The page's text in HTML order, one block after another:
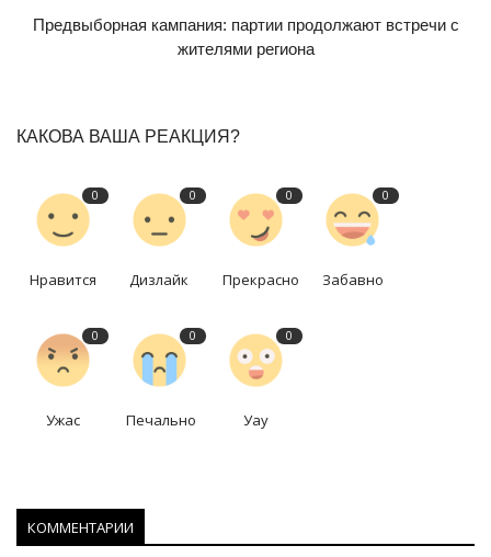
Предвыборная кампания: партии продолжают встречи с
жителями региона
КАКОВА ВАША РЕАКЦИЯ?
0
Нравится
0
Дизлайк
0
Прекрасно
0
Забавно
0
Ужас
0
Печально
0
Уау
КОММЕНТАРИИ